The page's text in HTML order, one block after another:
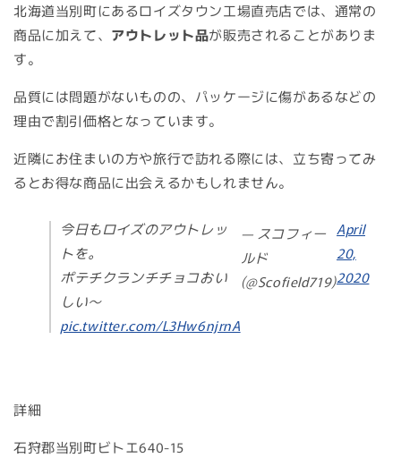
北海道当別町にあるロイズタウン工場直売店では、通常の
商品に加えて、 アウトレット品が販売されることがありま
す。
品質には問題がないものの、パッケージに傷があるなどの
理由で割引価格となっています。
近隣にお住まいの方や旅行で訪れる際には、立ち寄ってみ
るとお得な商品に出会えるかもしれません。
今日もロイズのアウトレッ
トを。
ポテチクランチチョコおい
しい〜
pic.twitter.com/L3Hw6njrnA
— スコフィー
ルド
(@Scofield719)
April
20,
2020
詳細
石狩郡当別町ビトエ640-15